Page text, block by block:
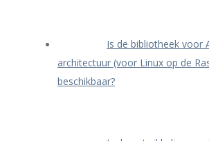
Is de bibliotheek voor
architectuur (voor Linux op de
beschikbaar?